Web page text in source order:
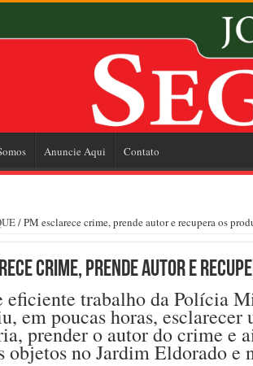
Anuncie Aqui Contato
/PM esclarece crime, prende autor e recupera os
crime, prende autor e
eficiente trabalho da Polícia
em poucas horas,
prender o autor do crime e
objetos no Jardim Eldorado e